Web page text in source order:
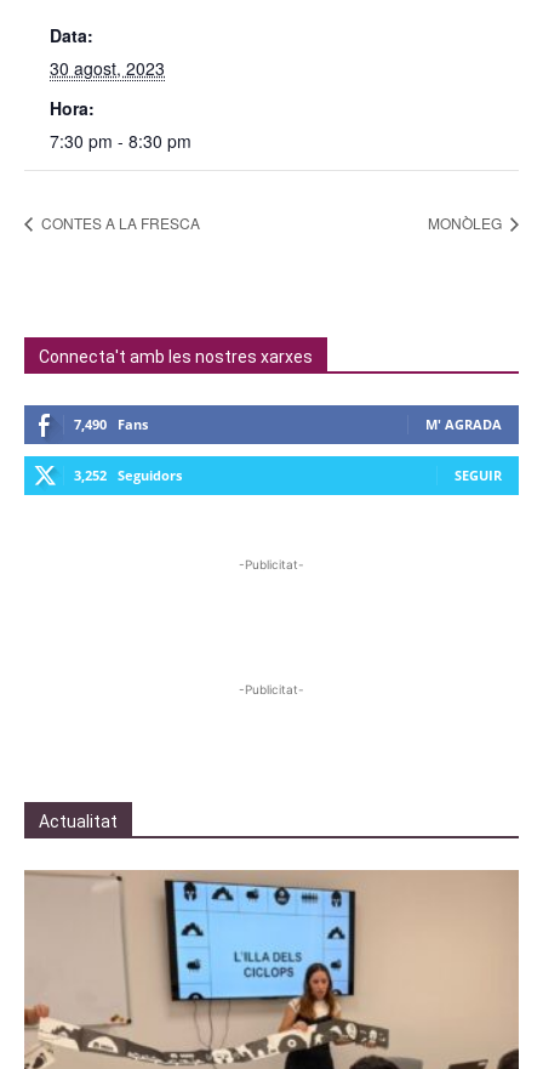
Data:
30 agost, 2023
Hora:
7:30 pm - 8:30 pm
CONTES A LA FRESCA MONÒLEG
Connecta't amb les nostres xarxes
7,490 Fans M' AGRADA
3,252 Seguidors SEGUIR
-Publicitat-
-Publicitat-
Actualitat